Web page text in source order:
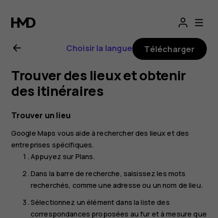
Guide
de
l'utilisateur
Nokia
7
Plus
Choisir la langue Télécharger
Trouver des lieux et obtenir
des itinéraires
Trouver un lieu
Google Maps vous aide à rechercher des lieux et des
entreprises spécifiques.
Appuyez sur Plans.
Dans la barre de recherche, saisissez les mots
recherchés, comme une adresse ou un nom de lieu.
Sélectionnez un élément dans la liste des
correspondances proposées au fur et à mesure que